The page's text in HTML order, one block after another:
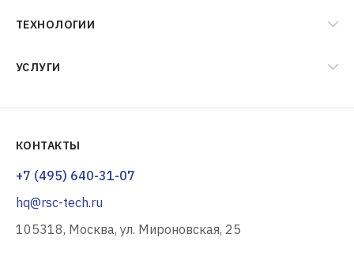
ТЕХНОЛОГИИ
УСЛУГИ
КОНТАКТЫ
+7 (495) 640-31-07
hq@rsc-tech.ru
105318, Москва, ул. Мироновская, 25